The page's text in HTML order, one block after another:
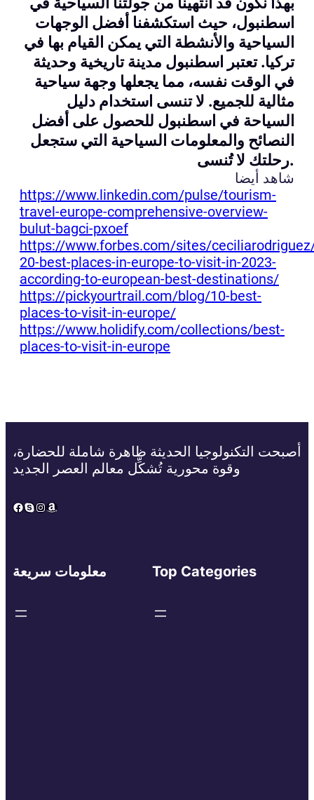
اسطنبول، حيث استكشفنا أفضل الوجهات
السياحية والأنشطة التي يمكن القيام بها في
تركيا. تعتبر اسطنبول مدينة تاريخية وحديثة
في الوقت نفسه، مما يجعلها وجهة سياحية
مثالية للجميع. لا تنسى استخدام دليل
السياحة في اسطنبول للحصول على أفضل
النصائح والمعلومات السياحية التي ستجعل
رحلتك لا تُنسى.
شاهد أيضا
https://www.linkedin.com/pulse/tourism-
travel-europe-comprehensive-overview-
bulut-bagci-pxoef
https://www.forbes.com/sites/
20-best-places-in-europe-to-visit-in-2023-
according-to-european-best-destinations/
https://pickyourtrail.com/blog/10-best-
places-to-visit-in-europe/
https://www.holidify.com/collections/best-
places-to-visit-in-europe
أصبحت التكنولوجيا الحديثة ظاهرة شاملة للحضارة،
وقوة محورية تُشكِّل معالم العصر الجديد
Facebook
Skype
Instagram
Amazon
معلومات سريعة Top Categories